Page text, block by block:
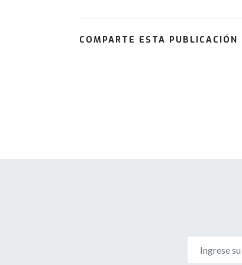
COMPARTE ESTA PUBLICACIÓN